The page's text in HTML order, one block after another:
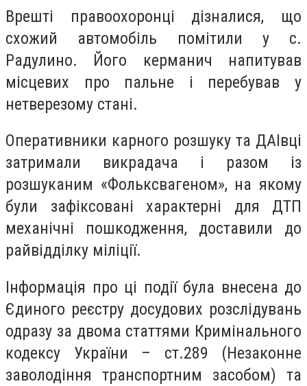
Врешті правоохоронці дізналися, що
схожий автомобіль помітили у с.
Радулино. Його керманич напитував
місцевих про пальне і перебував у
нетверезому стані.
Оперативники карного розшуку та ДАІвці
затримали викрадача і разом із
розшуканим «Фольксвагеном», на якому
були зафіксовані характерні для ДТП
механічні пошкодження, доставили до
райвідділку міліції.
Інформація про ці події була внесена до
Єдиного реєстру досудових розслідувань
одразу за двома статтями Кримінального
кодексу України – ст.289 (Незаконне
заволодіння транспортним засобом) та